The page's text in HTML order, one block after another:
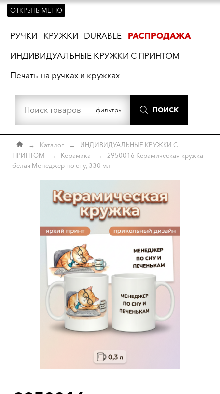
ОТКРЫТЬ МЕНЮ
РУЧКИ КРУЖКИ DURABLE
РАСПРОДАЖА
ИНДИВИДУАЛЬНЫЕ КРУЖКИ С ПРИНТОМ
Печать на ручках и кружках
фильтры ПОИСК
→ Каталог →
ИНДИВИДУАЛЬНЫЕ КРУЖКИ С
ПРИНТОМ
→ Керамика →
2950016 Керамическая кружка
белая Менеджер по сну, 330 мл